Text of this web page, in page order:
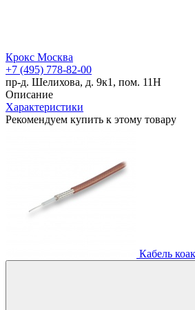
Крокс Москва
+7 (495) 778-82-00
пр-д. Шелихова, д. 9к1, пом. 11Н
Описание
Характеристики
Рекомендуем купить к этому товару
Кабель